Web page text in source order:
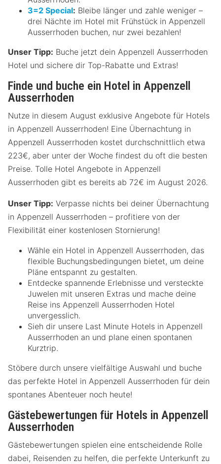
3=2 Special: Bleibe länger und zahle weniger –
drei Nächte im Hotel mit Frühstück in Appenzell
Ausserrhoden buchen, nur zwei bezahlen!
Unser Tipp: Buche jetzt dein Appenzell Ausserrhoden
Hotel und sichere dir Top-Rabatte und Extras!
Finde und buche ein Hotel in Appenzell
Ausserrhoden
Nutze in diesem August exklusive Angebote für Hotels
in Appenzell Ausserrhoden! Eine Übernachtung in
Appenzell Ausserrhoden kostet durchschnittlich etwa
223€, aber unter der Woche findest du oft die besten
Preise. Tolle Hotel Angebote in Appenzell
Ausserrhoden gibt es bereits ab 72€ im August 2026.
Unser Tipp: Verpasse nichts bei deiner Übernachtung
in Appenzell Ausserrhoden – profitiere von der
Flexibilität einer kostenlosen Stornierung!
Wähle ein Hotel in Appenzell Ausserrhoden, das
flexible Buchungsbedingungen bietet, um deine
Pläne entspannt zu gestalten.
Entdecke spannende Erlebnisse und versteckte
Juwelen mit unseren Extras und mache deine
Reise ins Appenzell Ausserrhoden Hotel
unvergesslich.
Sieh dir unsere Last Minute Hotels in Appenzell
Ausserrhoden an und plane einen spontanen
Kurztrip.
Stöbere durch unsere vielfältige Auswahl und buche
das perfekte Hotel in Appenzell Ausserrhoden für dein
spontanes Abenteuer noch heute!
Gästebewertungen für Hotels in Appenzell
Ausserrhoden
Gästebewertungen spielen eine entscheidende Rolle
dabei, Reisenden zu helfen, die perfekte Unterkunft zu